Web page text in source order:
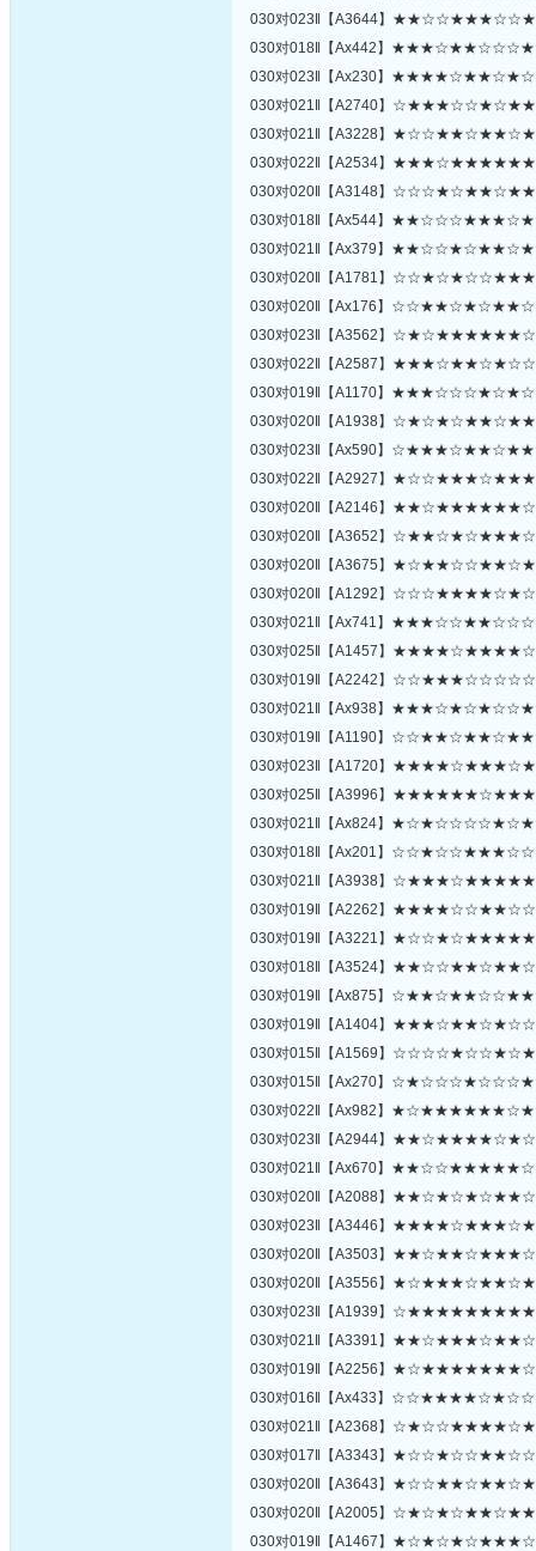
030对023‖【A3644】
030对018‖【Ax442】
030对023‖【Ax230】
030对021‖【A2740】
030对021‖【A3228】
030对022‖【A2534】
030对020‖【A3148】
030对018‖【Ax544】
030对021‖【Ax379】
030对020‖【A1781】
030对020‖【Ax176】
030对023‖【A3562】
030对022‖【A2587】
030对019‖【A1170】
030对020‖【A1938】
030对023‖【Ax590】
030对022‖【A2927】
030对020‖【A2146】
030对020‖【A3652】
030对020‖【A3675】
030对020‖【A1292】
030对021‖【Ax741】
030对025‖【A1457】
030对019‖【A2242】
030对021‖【Ax938】
030对019‖【A1190】
030对023‖【A1720】
030对025‖【A3996】
030对021‖【Ax824】
030对018‖【Ax201】
030对021‖【A3938】
030对019‖【A2262】
030对019‖【A3221】
030对018‖【A3524】
030对019‖【Ax875】
030对019‖【A1404】
030对015‖【A1569】
030对015‖【Ax270】
030对022‖【Ax982】
030对023‖【A2944】
030对021‖【Ax670】
030对020‖【A2088】
030对023‖【A3446】
030对020‖【A3503】
030对020‖【A3556】
030对023‖【A1939】
030对021‖【A3391】
030对019‖【A2256】
030对016‖【Ax433】
030对021‖【A2368】
030对017‖【A3343】
030对020‖【A3643】
030对020‖【A2005】
030对019‖【A1467】